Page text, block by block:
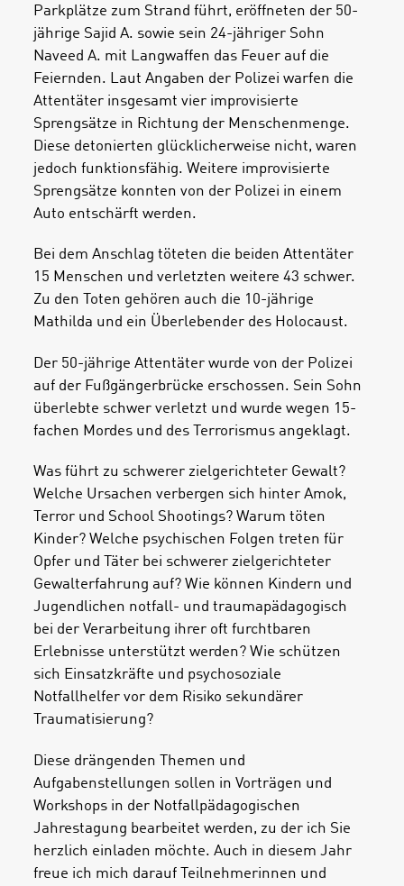
Parkplätze zum Strand führt, eröffneten der 50-
jährige Sajid A. sowie sein 24-jähriger Sohn
Naveed A. mit Langwaffen das Feuer auf die
Feiernden. Laut Angaben der Polizei warfen die
Attentäter insgesamt vier improvisierte
Sprengsätze in Richtung der Menschenmenge.
Diese detonierten glücklicherweise nicht, waren
jedoch funktionsfähig. Weitere improvisierte
Sprengsätze konnten von der Polizei in einem
Auto entschärft werden.
Bei dem Anschlag töteten die beiden Attentäter
15 Menschen und verletzten weitere 43 schwer.
Zu den Toten gehören auch die 10-jährige
Mathilda und ein Überlebender des Holocaust.
Der 50-jährige Attentäter wurde von der Polizei
auf der Fußgängerbrücke erschossen. Sein Sohn
überlebte schwer verletzt und wurde wegen 15-
fachen Mordes und des Terrorismus angeklagt.
Was führt zu schwerer zielgerichteter Gewalt?
Welche Ursachen verbergen sich hinter Amok,
Terror und School Shootings? Warum töten
Kinder? Welche psychischen Folgen treten für
Opfer und Täter bei schwerer zielgerichteter
Gewalterfahrung auf? Wie können Kindern und
Jugendlichen notfall- und traumapädagogisch
bei der Verarbeitung ihrer oft furchtbaren
Erlebnisse unterstützt werden? Wie schützen
sich Einsatzkräfte und psychosoziale
Notfallhelfer vor dem Risiko sekundärer
Traumatisierung?
Diese drängenden Themen und
Aufgabenstellungen sollen in Vorträgen und
Workshops in der Notfallpädagogischen
Jahrestagung bearbeitet werden, zu der ich Sie
herzlich einladen möchte. Auch in diesem Jahr
freue ich mich darauf Teilnehmerinnen und